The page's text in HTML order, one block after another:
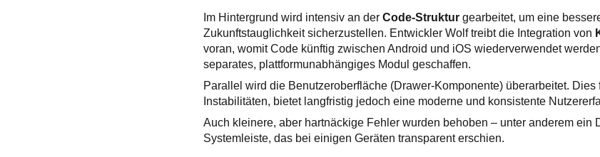
Im Hintergrund wird intensiv an derCode-Struktur gearbeitet, um eine
Zukunftstauglichkeit sicherzustellen. Entwickler Wolf treibt die Integration von
voran, womit Code künftig zwischen Android und iOS wiederverwendet
separates, plattformunabhängiges Modul geschaffen.
Parallel wird die Benutzeroberfläche (Drawer-Komponente) überarbeitet. Dies
Instabilitäten, bietet langfristig jedoch eine moderne und konsistente
Auch kleinere, aber hartnäckige Fehler wurden behoben – unter anderem ein
Systemleiste, das bei einigen Geräten transparent erschien.